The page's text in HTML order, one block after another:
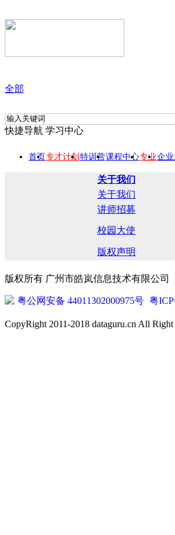
全部
快捷导航 学习中心
首页专才计划 特训营课程中心专业企
关于我们
关于我们
讲师招募
校园大使
版权声明
版权所有 广州市皓岚信息技术有限公司
粤公网安备 44011302000975号 粤
CopyRight 2011-2018 dataguru.cn All Right